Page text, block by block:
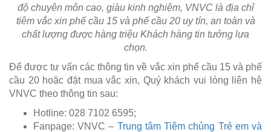
độ chuyên môn cao, giàu kinh nghiệm, VNVC là địa chỉ
tiêm vắc xin phế cầu 15 và phế cầu 20 uy tín, an toàn và
chất lượng được hàng triệu Khách hàng tin tưởng lựa
chọn.
Để được tư vấn các thông tin về vắc xin phế cầu 15 và phế
cầu 20 hoặc đặt mua vắc xin, Quý khách vui lòng liên hệ
VNVC theo thông tin sau:
Hotline: 028 7102 6595;
Fanpage: VNVC – Trung tâm Tiêm chủng Trẻ em và